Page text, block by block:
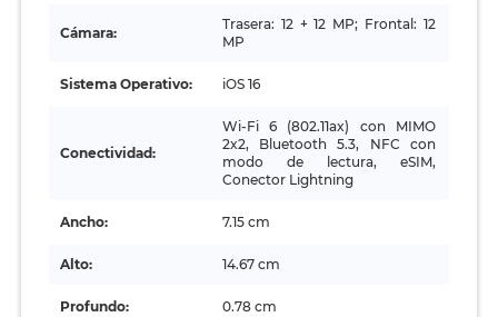
Cámara:
Trasera: 12 + 12 MP; Frontal: 12
MP
Sistema Operativo: iOS 16
Conectividad:
Wi‑Fi 6 (802.11ax) con MIMO
2x2, Bluetooth 5.3, NFC con
modo de lectura, eSIM,
Conector Lightning
Ancho: 7.15 cm
Alto: 14.67 cm
Profundo: 0.78 cm